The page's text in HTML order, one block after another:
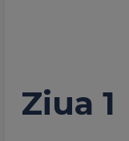
Ziua 1